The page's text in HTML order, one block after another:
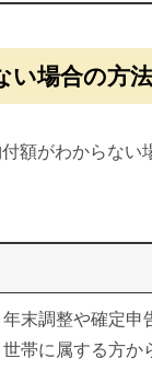
い場合の方法
額がわからな
年末調整や確定申
世帯に属する方か